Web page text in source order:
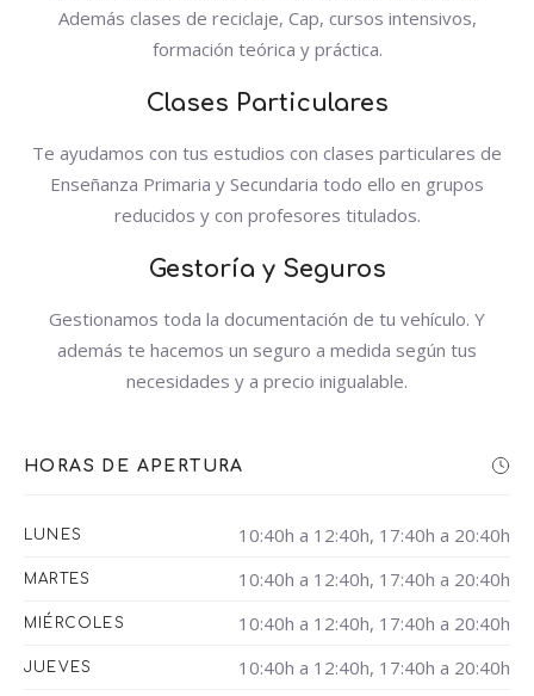
Además clases de reciclaje, Cap, cursos intensivos,
formación teórica y práctica.
Clases Particulares
Te ayudamos con tus estudios con clases particulares de
Enseñanza Primaria y Secundaria todo ello en grupos
reducidos y con profesores titulados.
Gestoría y Seguros
Gestionamos toda la documentación de tu vehículo. Y
además te hacemos un seguro a medida según tus
necesidades y a precio inigualable.
HORAS DE APERTURA
LUNES 10:40h a 12:40h, 17:40h a 20:40h
MARTES 10:40h a 12:40h, 17:40h a 20:40h
MIÉRCOLES 10:40h a 12:40h, 17:40h a 20:40h
JUEVES 10:40h a 12:40h, 17:40h a 20:40h